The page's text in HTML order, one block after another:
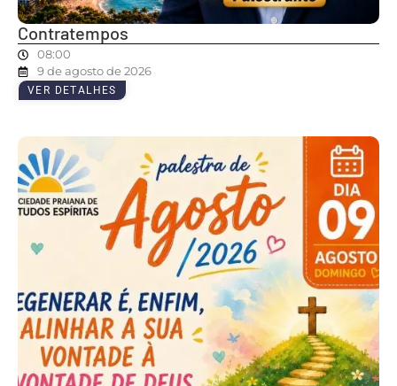
Contratempos
08:00
9 de agosto de 2026
VER DETALHES